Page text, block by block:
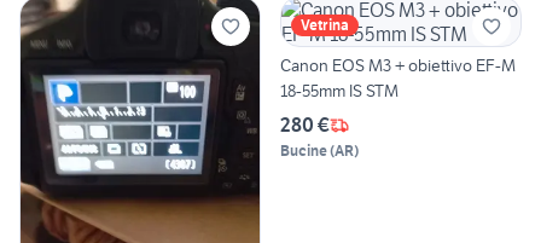
Vetrina
Canon EOS M3 + obiettivo EF-M
18-55mm IS STM
280 €
Bucine(AR)